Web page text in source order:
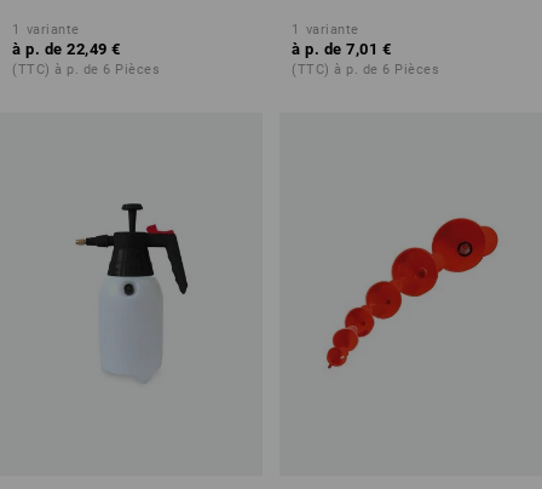
1 variante
à p. de 22,49 €
(TTC) à p. de 6 Pièces
1 variante
à p. de 7,01 €
(TTC) à p. de 6 Pièces